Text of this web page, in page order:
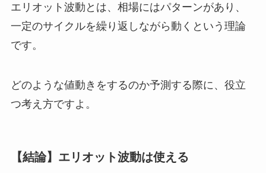
エリオット波動とは、相場にはパターンがあり、
一定のサイクルを繰り返しながら動くという理論
です。
どのような値動きをするのか予測する際に、役立
つ考え方ですよ。
【結論】エリオット波動は使える